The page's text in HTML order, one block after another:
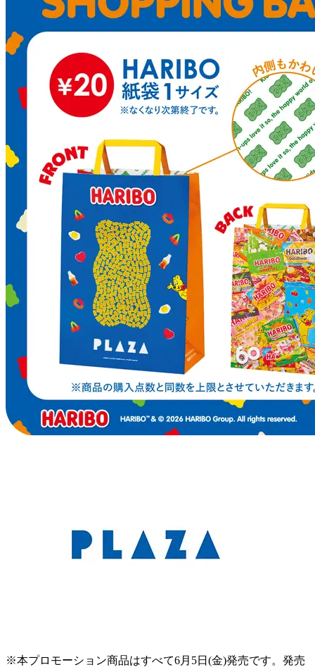
※本プロモーション商品はすべて6月5日(金)発売です。発売